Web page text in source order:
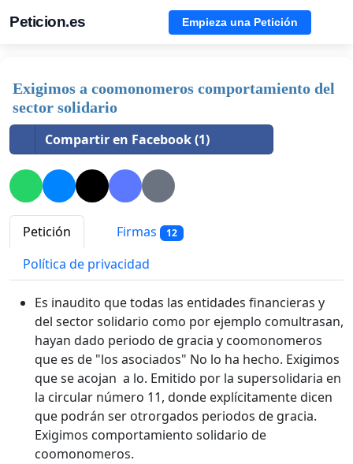
Peticion.es Empieza una Petición
Exigimos a coomonomeros comportamiento del
sector solidario
Compartir en Facebook (1)
Petición Firmas 12
Política de privacidad
Es inaudito que todas las entidades financieras y
del sector solidario como por ejemplo comultrasan,
hayan dado periodo de gracia y coomonomeros
que es de "los asociados" No lo ha hecho. Exigimos
que se acojan a lo. Emitido por la supersolidaria en
la circular número 11, donde explícitamente dicen
que podrán ser otrorgados periodos de gracia.
Exigimos comportamiento solidario de
coomonomeros.